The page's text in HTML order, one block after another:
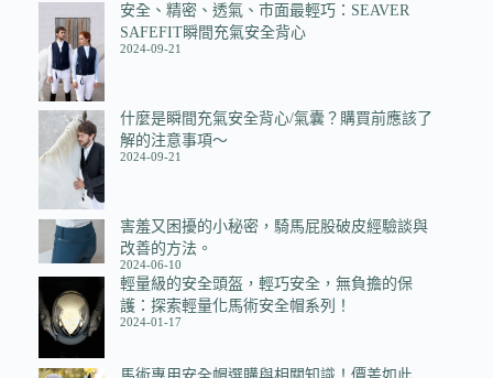
安全、精密、透氣、市面最輕巧：SEAVER
SAFEFIT瞬間充氣安全背心
2024-09-21
什麼是瞬間充氣安全背心/氣囊？購買前應該了
解的注意事項～
2024-09-21
害羞又困擾的小秘密，騎馬屁股破皮經驗談與
改善的方法。
2024-06-10
輕量級的安全頭盔，輕巧安全，無負擔的保
護：探索輕量化馬術安全帽系列！
2024-01-17